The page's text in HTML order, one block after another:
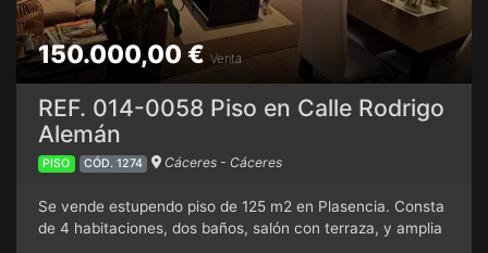
REF. 014-0058 Piso en Calle Rodrigo
Alemán
PISO CÓD. 1274 Cáceres - Cáceres
150.000,00 € Venta
Se vende estupendo piso de 125 m2 en Plasencia. Consta
de 4 habitaciones, dos baños, salón con terraza, y amplia